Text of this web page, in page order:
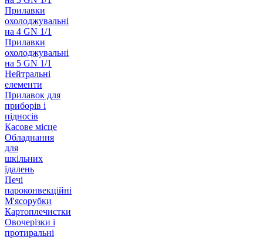
Прилавки
охолоджувальні
на 4 GN 1/1
Прилавки
охолоджувальні
на 5 GN 1/1
Нейтральні
елементи
Прилавок для
приборів і
підносів
Касове місце
Обладнання
для
шкільних
їдалень
Печі
пароконвекційні
М'ясорубки
Картоплечистки
Овочерізки і
протиральні